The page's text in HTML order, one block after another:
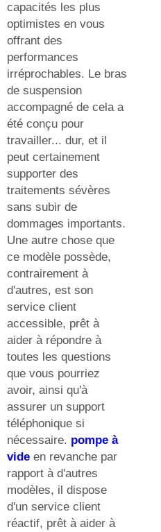
capacités les plus
optimistes en vous
offrant des
performances
irréprochables. Le bras
de suspension
accompagné de cela a
été conçu pour
travailler... dur, et il
peut certainement
supporter des
traitements sévères
sans subir de
dommages importants.
Une autre chose que
ce modèle possède,
contrairement à
d'autres, est son
service client
accessible, prêt à
aider à répondre à
toutes les questions
que vous pourriez
avoir, ainsi qu'à
assurer un support
téléphonique si
nécessaire. pompe à
vide en revanche par
rapport à d'autres
modèles, il dispose
d'un service client
réactif, prêt à aider à